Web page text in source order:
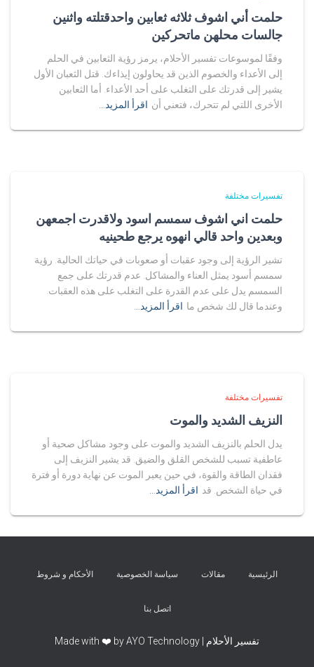
حلمت أني اشوف ثلاثه ثعابين واحدقتلته واثنين
جالسات محلهن ماتحركين
وفقًا لموسوعات تفسير الأحلام، يرمز رؤية الثعابين في الحلم
إلى الأعداء والخصوم الذين قد يحاولون إيذاءك. قتل الثعبان الأول
يشير إلى قدرتك على التغلب على أحد الأعداء. أما الثعابين
الأخرى اللتي لم تتحرك، فتعني أن اقرأ المزيد…
تفسيرات مختلفة
حلمت اني اشوف سمسم اسود ولاقدرت اجمعهن
وبعدين واحد قالي انهوه يرجع طحينيه
تشير الرؤية إلى وجود عقبات أو صعوبات في حياتك الحالية. رؤية
سمسم أسود يمثل العناء والمشاكل. عدم قدرتك على جمع
السمسم يدل على عدم القدرة على التغلب على هذه العقبات.
وعندما قال لك شخص ما اقرأ المزيد…
تفسيرات مختلفة
النزيف الشديد والموت
يدل الحلم بالنزيف الشديد والموت على وجود مشاكل صحية أو
عاطفية تسبب للشخص القلق والضيق. قد يشير النزيف إلى
فقدان الطاقة والقوة، في حين يعبر الموت عن نهاية دورة أو فترة
في حياة الشخص. قد اقرأ المزيد…
الرئيسية مقالات سياسة الخصوصية الأحكام و شروط
اتصل بنا
تفسير الأحلام | Made with ❤️ by AYO Technology